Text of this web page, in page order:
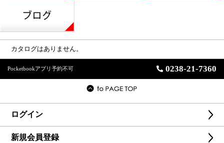
カタログはありません。
Pocketbookアプリ予約不可 0238-21-7360
ログイン
新規会員登録